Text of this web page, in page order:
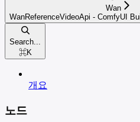
Wan
WanReferenceVideoApi - ComfyUI
Search...
⌘K
개요
노드